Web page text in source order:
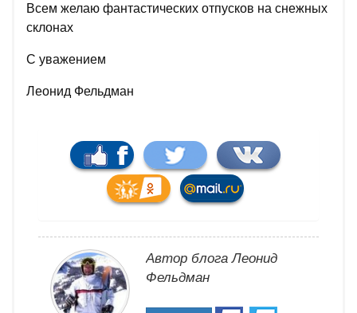
Всем желаю фантастических отпусков на снежных
склонах
С уважением
Леонид Фельдман
Автор блога Леонид
Фельдман